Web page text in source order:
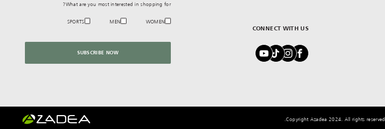
CONNECT WITH US
What are you most interested in shopping for?
WOMEN
MEN
SPORTS
SUBSCRIBE NOW
Copyright Azadea 2024. All rights reserved.